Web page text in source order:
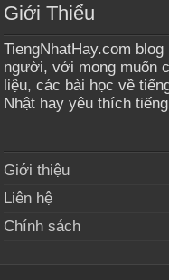
Giới Thiểu
TiengNhatHay.com
người, với mong muốn
liệu, các bài học về
Nhật hay yêu thích
Giới thiệu
Liên hệ
Chính sách